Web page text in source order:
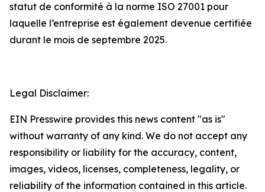
statut de conformité à la norme ISO 27001 pour
laquelle l’entreprise est également devenue certifiée
durant le mois de septembre 2025.
Legal Disclaimer:
EIN Presswire provides this news content "as is"
without warranty of any kind. We do not accept any
responsibility or liability for the accuracy, content,
images, videos, licenses, completeness, legality, or
reliability of the information contained in this article.